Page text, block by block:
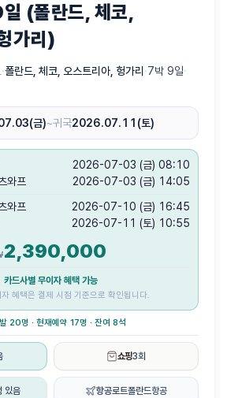
(폴란드, 체코,
가리)
·폴란드, 체코, 오스트리아, 헝가리 ·7박 9일·
금)~귀국2026.07.11(토)
와프
2026-07-03 (금) 08:10
2026-07-03 (금) 14:05
와프
2026-07-10 (금) 16:45
2026-07-11 (토) 10:55
2,390,000
카드사별 무이자 혜택 가능
혜택은 결제 시점 기준으로 확인됩니다.
20명 · 현재예약 17명 · 잔여 8석
쇼핑3회
있음 항공로트폴란드항공